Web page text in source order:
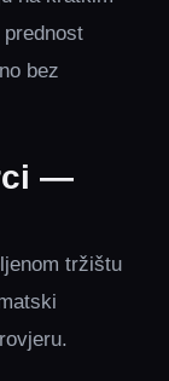
bez
—
tržištu